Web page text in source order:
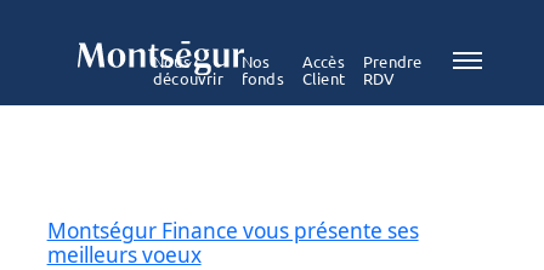
Nous
découvrir
Nos
fonds
Accès
Client
Prendre
RDV
Montségur Finance vous présente ses
meilleurs voeux